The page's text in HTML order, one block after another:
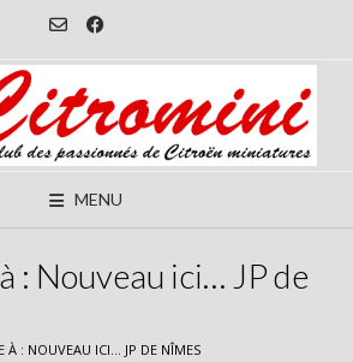
MENU
: Nouveau ici… JP de
À : NOUVEAU ICI… JP DE NÎMES